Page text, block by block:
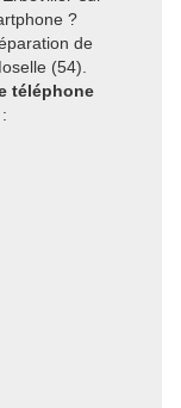
?
de
(54).
téléphone
: